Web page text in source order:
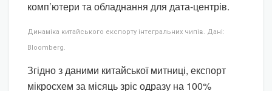
комп’ютери та обладнання для дата-центрів.
Динаміка китайського експорту інтегральних чипів. Дані:
Bloomberg.
Згідно з даними китайської митниці, експорт
мікросхем за місяць зріс одразу на 100%